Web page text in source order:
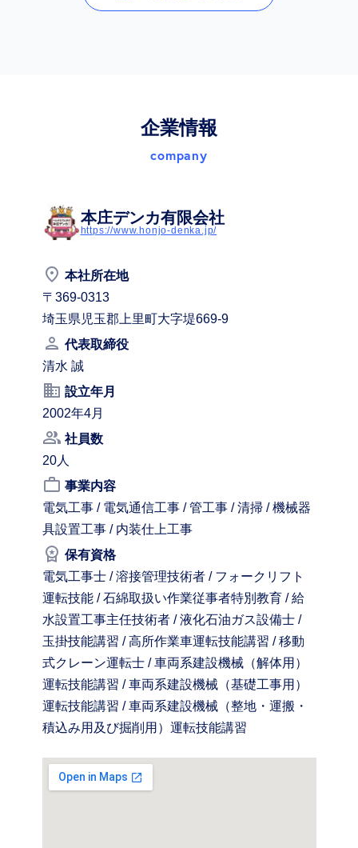
企業情報
company
本庄デンカ有限会社
https://www.honjo-denka.jp/
place 本社所在地
〒369-0313
埼玉県児玉郡上里町大字堤669-9
person 代表取締役
清水 誠
business 設立年月
2002年4月
people_alt 社員数
20人
work_outline 事業内容
電気工事 / 電気通信工事 / 管工事 / 清掃 / 機械器
具設置工事 / 内装仕上工事
workspace_premium 保有資格
電気工事士 / 溶接管理技術者 / フォークリフト
運転技能 / 石綿取扱い作業従事者特別教育 / 給
水設置工事主任技術者 / 液化石油ガス設備士 /
玉掛技能講習 / 高所作業車運転技能講習 / 移動
式クレーン運転士 / 車両系建設機械（解体用）
運転技能講習 / 車両系建設機械（基礎工事用）
運転技能講習 / 車両系建設機械（整地・運搬・
積込み用及び掘削用）運転技能講習